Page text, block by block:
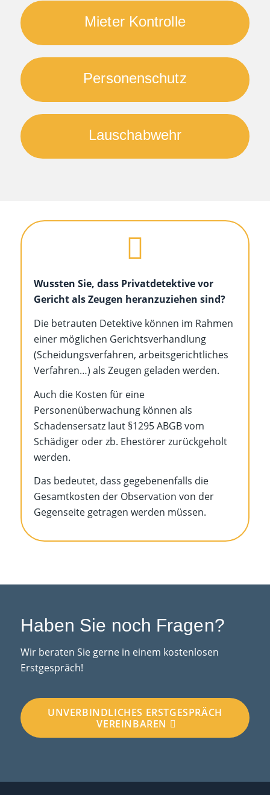
Mieter Kontrolle
Personenschutz
Lauschabwehr
Wussten Sie, dass Privatdetektive vor
Gericht als Zeugen heranzuziehen sind?
Die betrauten Detektive können im Rahmen
einer möglichen Gerichtsverhandlung
(Scheidungsverfahren, arbeitsgerichtliches
Verfahren…) als Zeugen geladen werden.
Auch die Kosten für eine
Personenüberwachung können als
Schadensersatz laut §1295 ABGB vom
Schädiger oder zb. Ehestörer zurückgeholt
werden.
Das bedeutet, dass gegebenenfalls die
Gesamtkosten der Observation von der
Gegenseite getragen werden müssen.
Haben Sie noch Fragen?
Wir beraten Sie gerne in einem kostenlosen
Erstgespräch!
UNVERBINDLICHES ERSTGESPRÄCH
VEREINBAREN